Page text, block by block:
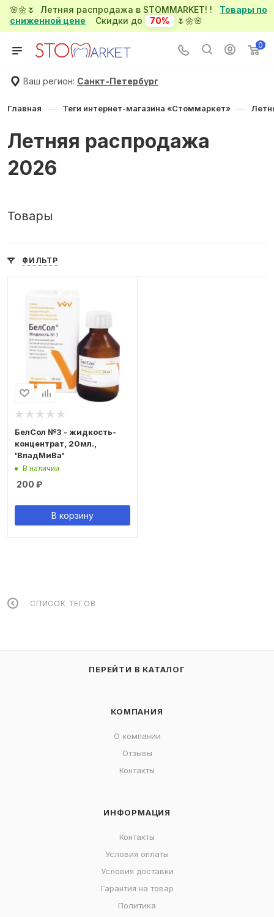
🌸🌼🌷 Летняя распродажа в STOMMARKET! ! Товары по
сниженной цене Скидки до 70% 🌷🌼🌸
0
Ваш регион: Санкт-Петербург
Главная — Теги интернет-магазина «Стоммаркет» —
Летняя распродажа
2026
Товары
ФИЛЬТР
БелСол №3 - жидкость-
концентрат, 20мл.,
'ВладМиВа'
В наличии
200 ₽
В корзину
СПИСОК ТЕГОВ
ПЕРЕЙТИ В КАТАЛОГ
КОМПАНИЯ
О компании
Отзывы
Контакты
ИНФОРМАЦИЯ
Контакты
Условия оплаты
Условия доставки
Гарантия на товар
Политика